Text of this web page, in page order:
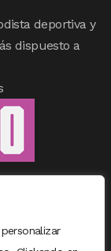
deportiva y
dispuesto a